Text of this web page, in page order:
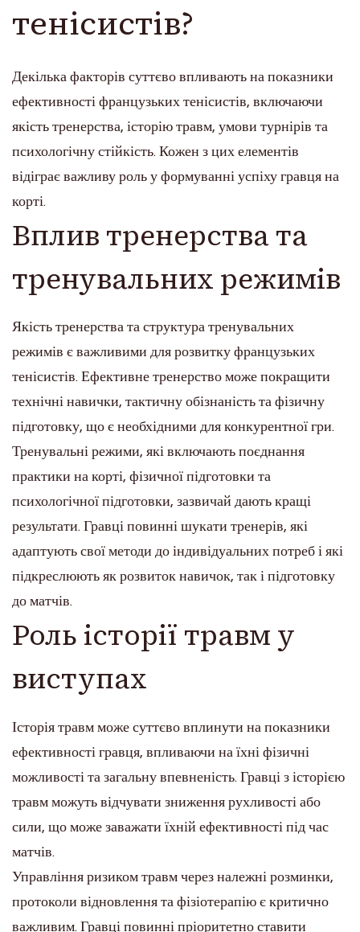
тенісистів?
Декілька факторів суттєво впливають на показники
ефективності французьких тенісистів, включаючи
якість тренерства, історію травм, умови турнірів та
психологічну стійкість. Кожен з цих елементів
відіграє важливу роль у формуванні успіху гравця на
корті.
Вплив тренерства та
тренувальних режимів
Якість тренерства та структура тренувальних
режимів є важливими для розвитку французьких
тенісистів. Ефективне тренерство може покращити
технічні навички, тактичну обізнаність та фізичну
підготовку, що є необхідними для конкурентної гри.
Тренувальні режими, які включають поєднання
практики на корті, фізичної підготовки та
психологічної підготовки, зазвичай дають кращі
результати. Гравці повинні шукати тренерів, які
адаптують свої методи до індивідуальних потреб і які
підкреслюють як розвиток навичок, так і підготовку
до матчів.
Роль історії травм у
виступах
Історія травм може суттєво вплинути на показники
ефективності гравця, впливаючи на їхні фізичні
можливості та загальну впевненість. Гравці з історією
травм можуть відчувати зниження рухливості або
сили, що може заважати їхній ефективності під час
матчів.
Управління ризиком травм через належні розминки,
протоколи відновлення та фізіотерапію є критично
важливим. Гравці повинні пріоритетно ставити